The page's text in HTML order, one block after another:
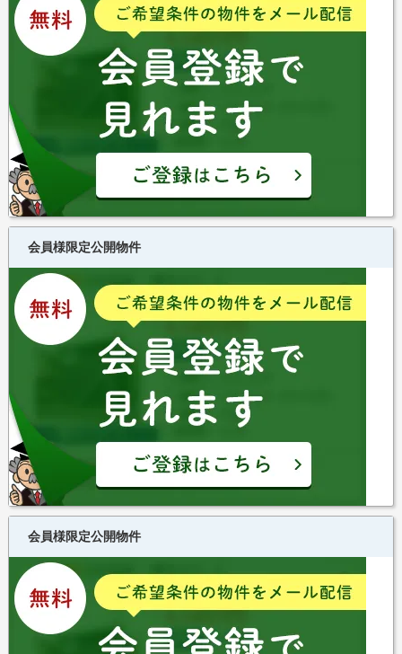
会員様限定公開物件
会員様限定公開物件